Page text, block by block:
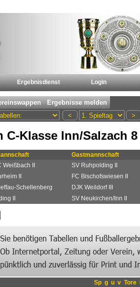
Ergebnisdienst Login
C-Klasse Inn/Salzach 8
Gastmannschaft
Weißbach II
SV Ruhpolding II
II
FC Bischofswiesen II
Schellenberg
DJK Weildorf III
II
SV Neukirchen/Inn II
Sp g u v Tore